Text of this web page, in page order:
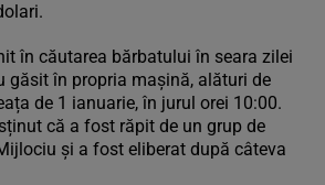
în căutarea bărbatului în seara zilei
găsit în propria mașină, alături de
de 1 ianuarie, în jurul orei 10:00.
că a fost răpit de un grup de
și a fost eliberat după câteva